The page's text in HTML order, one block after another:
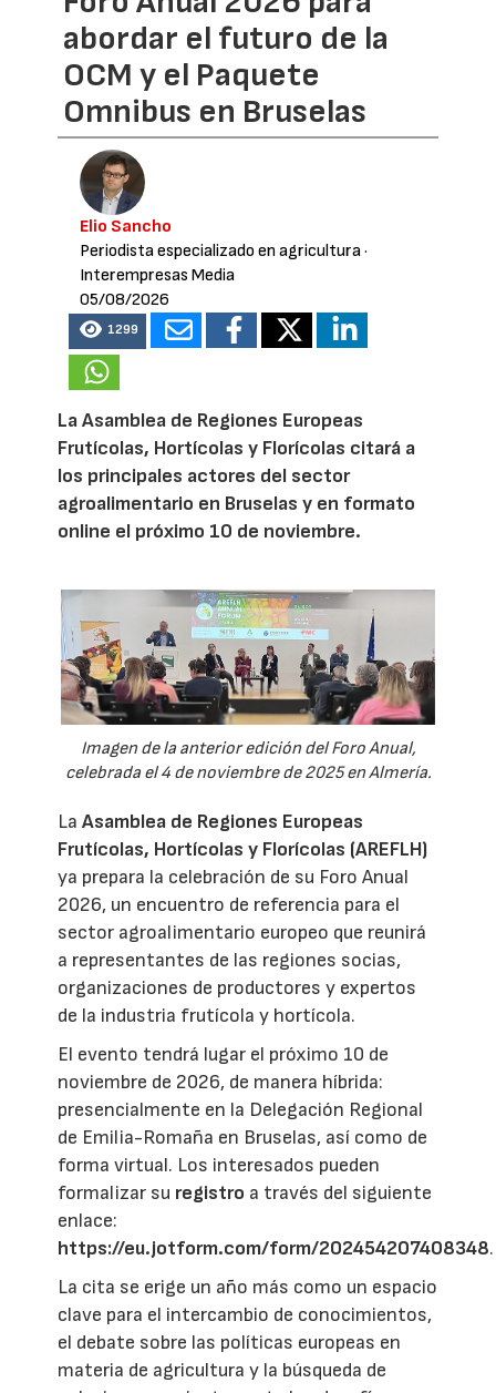
abordar el futuro de la
OCM y el Paquete
Omnibus en Bruselas
Elio Sancho
Periodista especializado en agricultura·
Interempresas Media
05/08/2026
1299
La Asamblea de Regiones Europeas
Frutícolas, Hortícolas y Florícolas citará a
los principales actores del sector
agroalimentario en Bruselas y en formato
online el próximo 10 de noviembre.
Imagen de la anterior edición del Foro Anual,
celebrada el 4 de noviembre de 2025 en Almería.
LaAsamblea de Regiones Europeas
Frutícolas, Hortícolas y Florícolas (AREFLH)
ya prepara la celebración de su Foro Anual
2026, un encuentro de referencia para el
sector agroalimentario europeo que reunirá
a representantes de las regiones socias,
organizaciones de productores y expertos
de la industria frutícola y hortícola.
El evento tendrá lugar el próximo 10 de
noviembre de 2026, de manera híbrida:
presencialmente en la Delegación Regional
de Emilia-Romaña en Bruselas, así como de
forma virtual. Los interesados pueden
formalizar su registro a través del siguiente
enlace:
https://eu.jotform.com/form/202454207408348.
La cita se erige un año más como un espacio
clave para el intercambio de conocimientos,
el debate sobre las políticas europeas en
materia de agricultura y la búsqueda de